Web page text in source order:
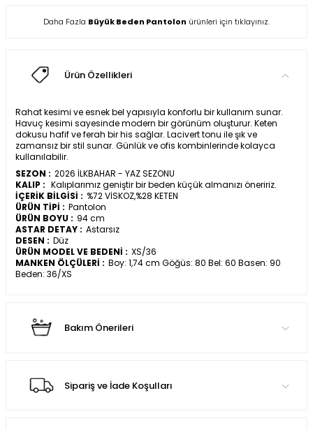
Daha Fazla Büyük Beden Pantolon ürünleri için tıklayınız.
Ürün Özellikleri
Rahat kesimi ve esnek bel yapısıyla konforlu bir kullanım sunar.
Havuç kesimi sayesinde modern bir görünüm oluşturur. Keten
dokusu hafif ve ferah bir his sağlar. Lacivert tonu ile şık ve
zamansız bir stil sunar. Günlük ve ofis kombinlerinde kolayca
kullanılabilir.
SEZON : 2026 İLKBAHAR - YAZ SEZONU
KALIP : Kalıplarımız geniştir bir beden küçük almanızı öneririz.
İÇERİK BİLGİSİ : %72 VİSKOZ,%28 KETEN
ÜRÜN TİPİ : Pantolon
ÜRÜN BOYU : 94 cm
ASTAR DETAY : Astarsız
DESEN : Düz
ÜRÜN MODEL VE BEDENİ : XS/36
MANKEN ÖLÇÜLERİ : Boy: 1,74 cm Göğüs: 80 Bel: 60 Basen: 90
Beden: 36/XS
Bakım Önerileri
Sipariş ve İade Koşulları